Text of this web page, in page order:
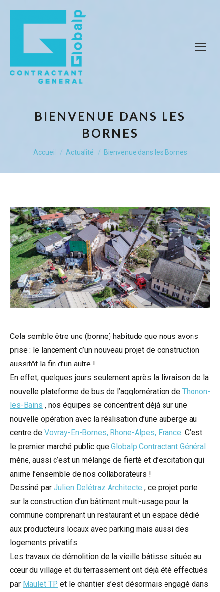
BIENVENUE DANS LES
BORNES
Vous êtes ici :
Accueil Actualité Bienvenue dans les Bornes
Cela semble être une (bonne) habitude que nous avons
prise : le lancement d’un nouveau projet de construction
aussitôt la fin d’un autre !
En effet, quelques jours seulement après la livraison de la
nouvelle plateforme de bus de l’agglomération de Thonon-
les-Bains , nos équipes se concentrent déjà sur une
nouvelle opération avec la réalisation d’une auberge au
centre de Vovray-En-Bornes, Rhone-Alpes, France. C’est
le premier marché public que Globalp Contractant Général
mène, aussi c’est un mélange de fierté et d’excitation qui
anime l’ensemble de nos collaborateurs !
Dessiné par Julien Delétraz Architecte , ce projet porte
sur la construction d’un bâtiment multi-usage pour la
commune comprenant un restaurant et un espace dédié
aux producteurs locaux avec parking mais aussi des
logements privatifs.
Les travaux de démolition de la vieille bâtisse située au
cœur du village et du terrassement ont déjà été effectués
par Maulet TP et le chantier s’est désormais engagé dans